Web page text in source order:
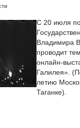
С 20 июля
Владимира
проводит
онлайн-
Галилея».
летию
Таганке).